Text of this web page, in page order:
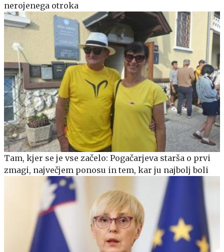
nerojenega otroka
Tam, kjer se je vse začelo: Pogačarjeva starša o prvi
zmagi, največjem ponosu in tem, kar ju najbolj boli